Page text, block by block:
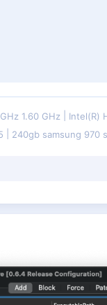
1.60 GHz
Intel(R)
240gb samsung 970